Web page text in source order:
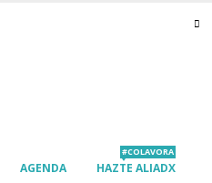
AGENDA HAZTE ALIADX
#COLAVORA